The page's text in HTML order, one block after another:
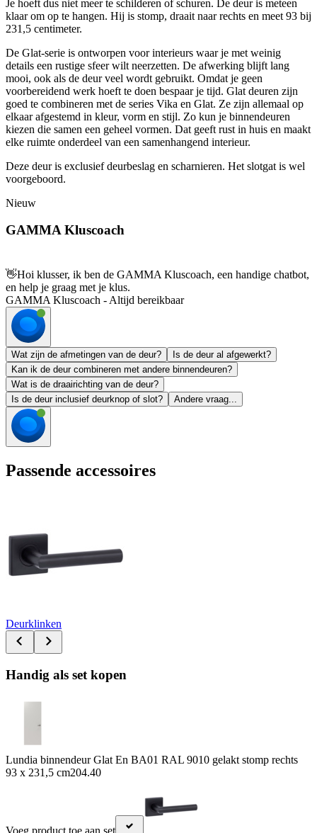
Je hoeft dus niet meer te schilderen of schuren. De deur is meteen
klaar om op te hangen. Hij is stomp, draait naar rechts en meet 93 bij
231,5 centimeter.
De Glat-serie is ontworpen voor interieurs waar je met weinig
details een rustige sfeer wilt neerzetten. De afwerking blijft lang
mooi, ook als de deur veel wordt gebruikt. Omdat je geen
voorbereidend werk hoeft te doen bespaar je tijd. Glat deuren zijn
goed te combineren met de series Vika en Glat. Ze zijn allemaal op
elkaar afgestemd in kleur, vorm en stijl. Zo kun je binnendeuren
kiezen die samen een geheel vormen. Dat geeft rust in huis en maakt
elke ruimte onderdeel van een samenhangend interieur.
Deze deur is exclusief deurbeslag en scharnieren. Het slotgat is wel
voorgeboord.
Nieuw
GAMMA Kluscoach
👋Hoi klusser, ik ben de GAMMA Kluscoach, een handige chatbot,
en help je graag met je klus.
GAMMA Kluscoach - Altijd bereikbaar
Wat zijn de afmetingen van de deur?
Is de deur al afgewerkt?
Kan ik de deur combineren met andere binnendeuren?
Wat is de draairichting van de deur?
Is de deur inclusief deurknop of slot?
Andere vraag...
Passende accessoires
Deurklinken
Handig als set kopen
Lundia binnendeur Glat En BA01 RAL 9010 gelakt stomp rechts
93 x 231,5 cm204.40